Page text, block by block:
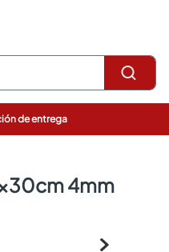
de entrega
4mm